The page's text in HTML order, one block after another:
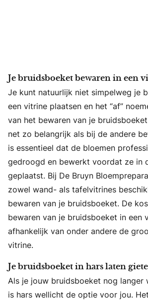
Je bruidsboeket bewaren in een
Je kunt natuurlijk niet simpelweg je
een vitrine plaatsen en het “af”
van het bewaren van je
net zo belangrijk als bij de andere
is essentieel dat de bloemen
gedroogd en bewerkt voordat ze in
geplaatst. Bij De Bruyn
zowel wand- als tafelvitrines
bewaren van je bruidsboeket. De
bewaren van je bruidsboeket in een
afhankelijk van onder andere de
vitrine.
Je bruidsboeket in hars laten
Als je jouw bruidsboeket nog langer
is hars wellicht de optie voor jou.